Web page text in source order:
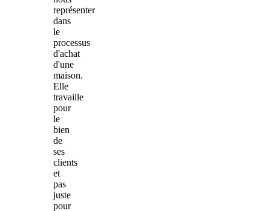
représenter
dans
le
processus
d'achat
d'une
maison.
Elle
travaille
pour
le
bien
de
ses
clients
et
pas
juste
pour